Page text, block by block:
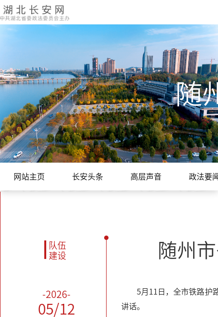
随
网站主页 长安头条 高层声音 政法要
队伍
建设
-2026-
05/12
随州
5月11日，全市铁路护
讲话。